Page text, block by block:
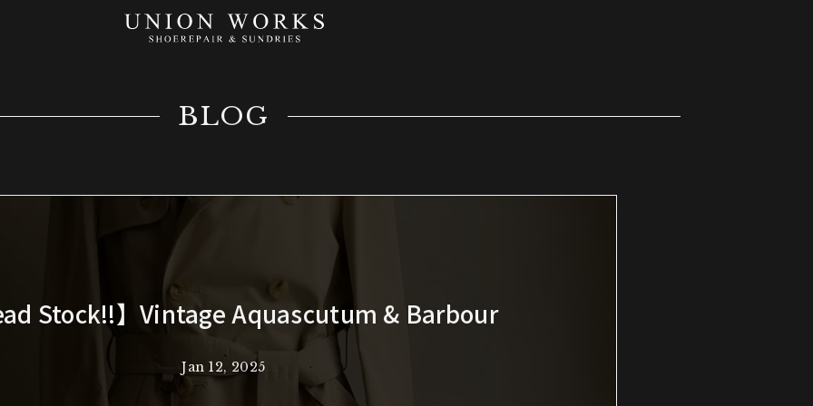
BLOG
Stock!!】Vintage Aquascutum & Barbour
Jan 12, 2025